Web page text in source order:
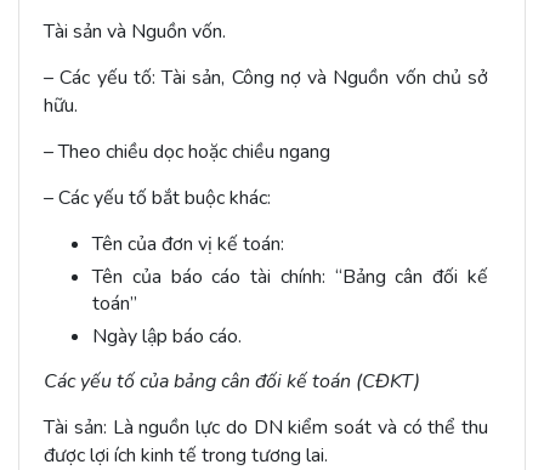
Tài sản và Nguồn vốn.
– Các yếu tố: Tài sản, Công nợ và Nguồn vốn chủ sở
hữu.
– Theo chiều dọc hoặc chiều ngang
– Các yếu tố bắt buộc khác:
Tên của đơn vị kế toán:
Tên của báo cáo tài chính: “Bảng cân đối kế
toán”
Ngày lập báo cáo.
Các yếu tố của bảng cân đối kế toán (CĐKT)
Tài sản: Là nguồn lực do DN kiểm soát và có thể thu
được lợi ích kinh tế trong tương lai.